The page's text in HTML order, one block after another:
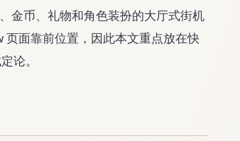
金币、礼物和角色装扮的大厅式街机
面靠前位置，因此本文重点放在快
论。